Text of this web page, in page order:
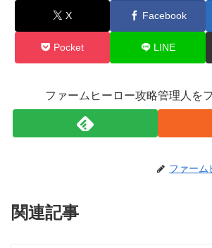
X Facebook
Pocket LINE
ファームヒーロー攻略管理人を
ファーム
関連記事